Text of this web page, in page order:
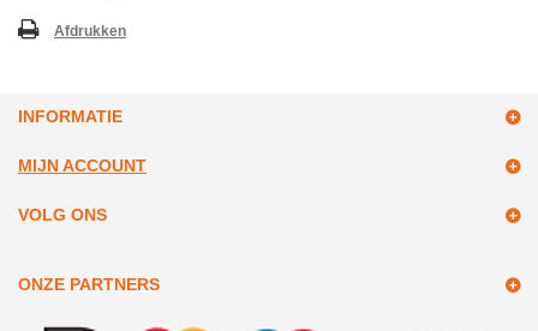
Afdrukken
INFORMATIE
MIJN ACCOUNT
VOLG ONS
ONZE PARTNERS